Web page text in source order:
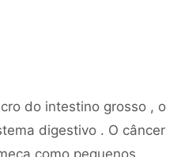
do intestino grosso , o
digestivo . O câncer
como pequenos